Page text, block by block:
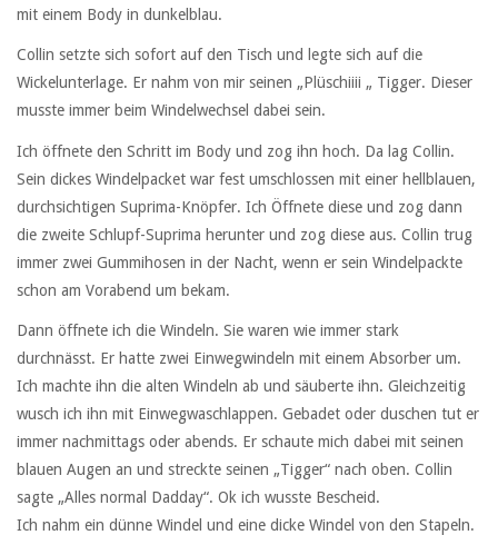
mit einem Body in dunkelblau.
Collin setzte sich sofort auf den Tisch und legte sich auf die
Wickelunterlage. Er nahm von mir seinen „Plüschiiii „ Tigger. Dieser
musste immer beim Windelwechsel dabei sein.
Ich öffnete den Schritt im Body und zog ihn hoch. Da lag Collin.
Sein dickes Windelpacket war fest umschlossen mit einer hellblauen,
durchsichtigen Suprima-Knöpfer. Ich Öffnete diese und zog dann
die zweite Schlupf-Suprima herunter und zog diese aus. Collin trug
immer zwei Gummihosen in der Nacht, wenn er sein Windelpackte
schon am Vorabend um bekam.
Dann öffnete ich die Windeln. Sie waren wie immer stark
durchnässt. Er hatte zwei Einwegwindeln mit einem Absorber um.
Ich machte ihn die alten Windeln ab und säuberte ihn. Gleichzeitig
wusch ich ihn mit Einwegwaschlappen. Gebadet oder duschen tut er
immer nachmittags oder abends. Er schaute mich dabei mit seinen
blauen Augen an und streckte seinen „Tigger“ nach oben. Collin
sagte „Alles normal Dadday“. Ok ich wusste Bescheid.
Ich nahm ein dünne Windel und eine dicke Windel von den Stapeln.